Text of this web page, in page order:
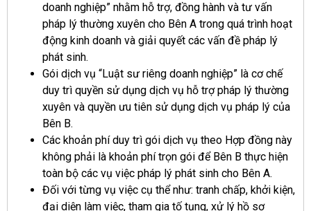
doanh nghiệp” nhằm hỗ trợ, đồng hành và tư vấn
pháp lý thường xuyên cho Bên A trong quá trình hoạt
động kinh doanh và giải quyết các vấn đề pháp lý
phát sinh.
Gói dịch vụ “Luật sư riêng doanh nghiệp” là cơ chế
duy trì quyền sử dụng dịch vụ hỗ trợ pháp lý thường
xuyên và quyền ưu tiên sử dụng dịch vụ pháp lý của
Bên B.
Các khoản phí duy trì gói dịch vụ theo Hợp đồng này
không phải là khoản phí trọn gói để Bên B thực hiện
toàn bộ các vụ việc pháp lý phát sinh cho Bên A.
Đối với từng vụ việc cụ thể như: tranh chấp, khởi kiện,
đại diện làm việc, tham gia tố tụng, xử lý hồ sơ